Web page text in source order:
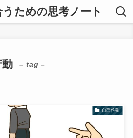
ための思考ノート
動 – tag –
自己啓発